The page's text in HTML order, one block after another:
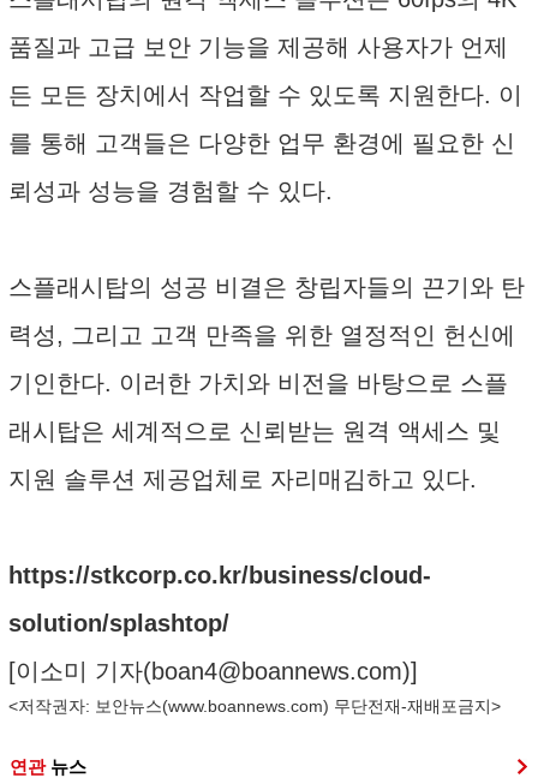
품질과 고급 보안 기능을 제공해 사용자가 언제
든 모든 장치에서 작업할 수 있도록 지원한다. 이
를 통해 고객들은 다양한 업무 환경에 필요한 신
뢰성과 성능을 경험할 수 있다.
스플래시탑의 성공 비결은 창립자들의 끈기와 탄
력성, 그리고 고객 만족을 위한 열정적인 헌신에
기인한다. 이러한 가치와 비전을 바탕으로 스플
래시탑은 세계적으로 신뢰받는 원격 액세스 및
지원 솔루션 제공업체로 자리매김하고 있다.
https://stkcorp.co.kr/business/cloud-
solution/splashtop/
[이소미 기자(boan4@boannews.com)]
<저작권자: 보안뉴스(www.boannews.com) 무단전재-재배포금지>
연관 뉴스